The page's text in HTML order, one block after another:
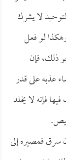
لا يشرك
لو فعل
ذلك، فإن
عذبه على قدر
فإنه لا يخلد
سرق فمصيره إلى